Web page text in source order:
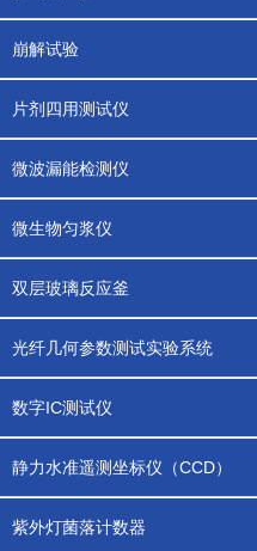
崩解试验
片剂四用测试仪
微波漏能检测仪
微生物匀浆仪
双层玻璃反应釜
光纤几何参数测试实验系统
数字IC测试仪
静力水准遥测坐标仪（CCD）
紫外灯菌落计数器